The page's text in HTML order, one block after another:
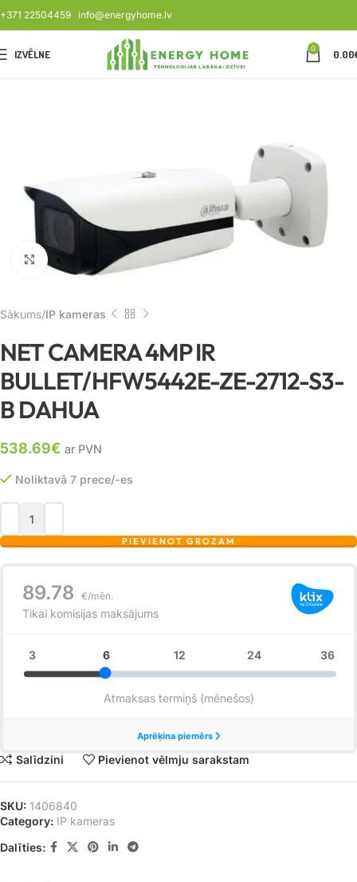
+371 22504459 info@energyhome.lv
IZVĒLNE 0 0.00
Noklikšķiniet, lai palielinātu
Sākums IP kameras
NET CAMERA 4MP IR
BULLET/HFW5442E-ZE-2712-S3-
B DAHUA
538.69€ ar PVN
Noliktavā 7 prece/-es
PIEVIENOT GROZAM
Salīdzini Pievienot vēlmju sarakstam
SKU: 1406840
Category: IP kameras
Dalīties: